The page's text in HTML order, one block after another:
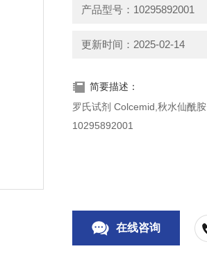
产品型号：10295892001
更新时间：2025-02-14
简要描述：
罗氏试剂 Colcemid,秋水仙酰胺
10295892001
在线咨询